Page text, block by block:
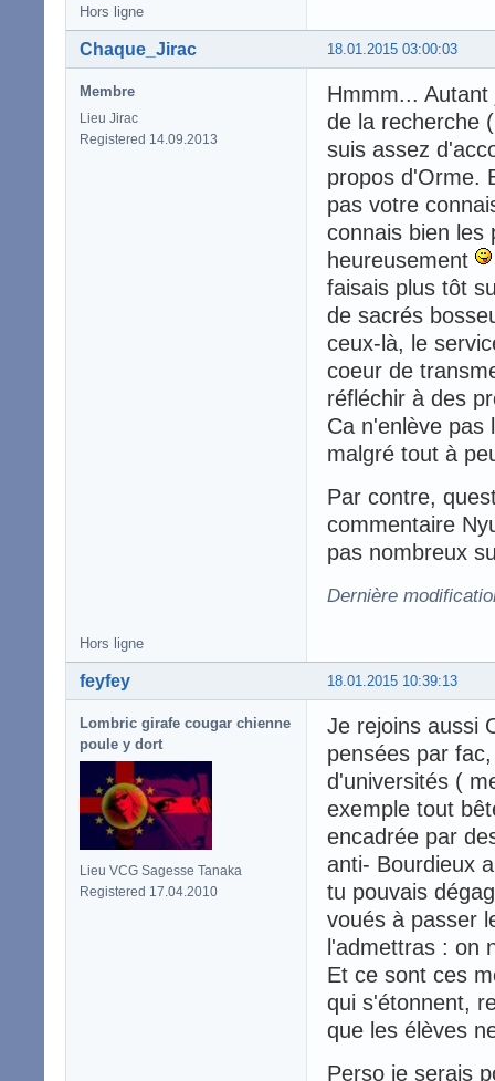
Hors ligne
18.01.2015 03:00:03
Chaque_Jirac
Membre
Lieu Jirac
Registered 14.09.2013
Hmmm...
de la recherche
suis assez
propos d'Orme.
pas votre
connais bien les
heureusement
faisais plus tôt
de sacrés
ceux-là, le
coeur de
réfléchir à des
Ca n'enlève pas
malgré tout à
Par contre,
commentaire
pas nombreux
Dernière
Hors ligne
18.01.2015 10:39:13
feyfey
Lombric girafe cougar chienne
poule y dort
Lieu VCG Sagesse Tanaka
Registered 17.04.2010
Je rejoins aussi
pensées par
d'universités (
exemple tout
encadrée par
anti- Bourdieux
tu pouvais
voués à passer
l'admettras : on
Et ce sont ces
qui s'étonnent,
que les élèves
Perso je serais